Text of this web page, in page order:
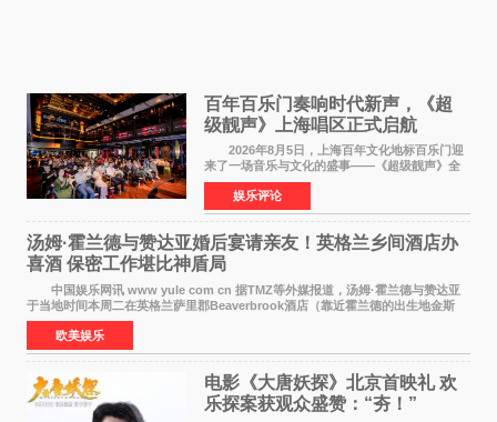
百年百乐门奏响时代新声，《超
级靓声》上海唱区正式启航
2026年8月5日，上海百年文化地标百乐门迎
来了一场音乐与文化的盛事——《超级靓声》全
国励志音乐公益节目上海唱区新闻发布会暨启动
仪式在此隆重举行。各界领导、嘉宾与媒体朋友
齐聚一堂，共同
娱乐评论
汤姆·霍兰德与赞达亚婚后宴请亲友！英格兰乡间酒店办
喜酒 保密工作堪比神盾局
中国娱乐网讯 www yule com cn 据TMZ等外媒报道，汤姆·霍兰德与赞达亚
于当地时间本周二在英格兰萨里郡Beaverbrook酒店（靠近霍兰德的出生地金斯
顿）举办婚宴，邀请家人与朋友们喝喜酒，庆祝
欧美娱乐
电影《大唐妖探》北京首映礼 欢
乐探案获观众盛赞：“夯！”